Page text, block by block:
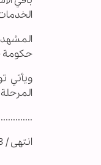
حكومة
ويأتي
انتهى / 323